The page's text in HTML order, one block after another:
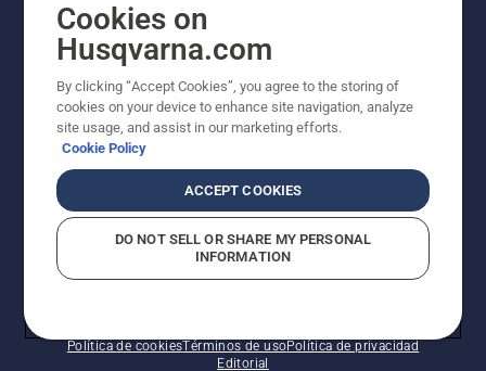
AlertLine/Canal de Denúncias
La visión de Husqvarna sobre la sostenibilidad
Política de cookiesTérminos de usoPolítica de privacidad
Editorial
Cookies on
Husqvarna.com
By clicking “Accept Cookies”, you agree to the storing of
cookies on your device to enhance site navigation, analyze
site usage, and assist in our marketing efforts.
Cookie Policy
ACCEPT COOKIES
DO NOT SELL OR SHARE MY PERSONAL
INFORMATION